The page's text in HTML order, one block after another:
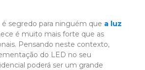
é segredo para ninguém que a luz
é muito mais forte que as
Pensando neste contexto,
do LED no seu
poderá ser um grande